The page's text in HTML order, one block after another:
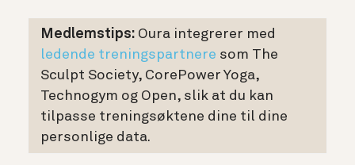
Medlemstips: Oura integrerer med
ledende treningspartnere som The
Sculpt Society, CorePower Yoga,
Technogym og Open, slik at du kan
tilpasse treningsøktene dine til dine
personlige data.